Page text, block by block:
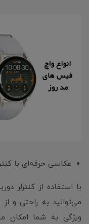
عکاسی حرفه‌ای با
با استفاده از کنترلر
می‌توانید به راحتی و
ویژگی به شما امکان